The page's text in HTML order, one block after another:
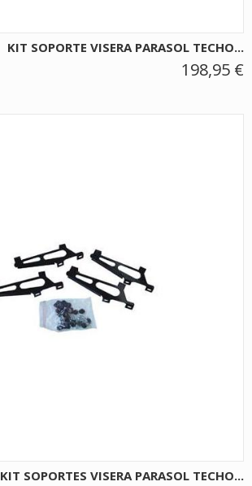
KIT SOPORTE VISERA PARASOL TECHO...
198,95 €
KIT SOPORTES VISERA PARASOL TECHO...